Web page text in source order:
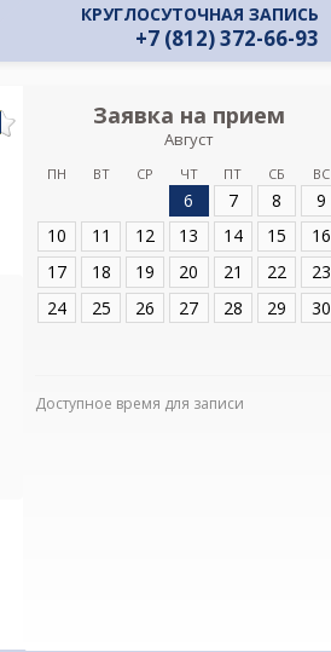
КРУГЛОСУТОЧНАЯ ЗАПИСЬ
+7 (812) 372-66-93
Заявка на прием
Август
ПН ВТ СР ЧТ ПТ СБ ВС
6 7 8
9
10
11 12 13 14 15
16
17
18 19 20 21 22
23
24
25 26 27 28 29 30
Доступное время для записи